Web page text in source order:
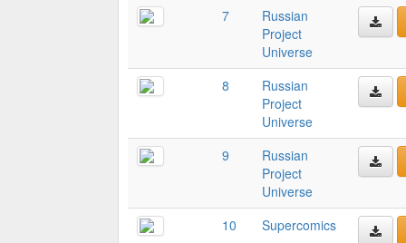
7
Russian
Project
Universe
8
Russian
Project
Universe
9
Russian
Project
Universe
10
Supercomics